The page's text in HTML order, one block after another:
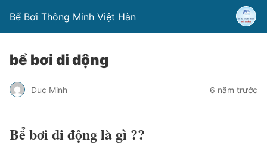
Bể Bơi Thông Minh Việt Hàn
bể bơi di dộng
Duc Minh 6 năm trước
Bể bơi di động là gì ??